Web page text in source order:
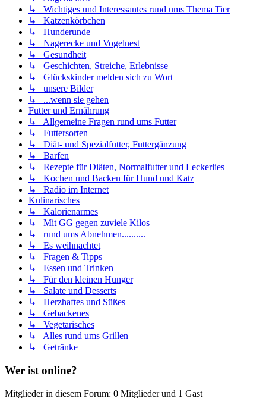
↳ Wichtiges und Interessantes rund ums Thema Tier
↳ Katzenkörbchen
↳ Hunderunde
↳ Nagerecke und Vogelnest
↳ Gesundheit
↳ Geschichten, Streiche, Erlebnisse
↳ Glückskinder melden sich zu Wort
↳ unsere Bilder
↳ ...wenn sie gehen
Futter und Ernährung
↳ Allgemeine Fragen rund ums Futter
↳ Futtersorten
↳ Diät- und Spezialfutter, Futtergänzung
↳ Barfen
↳ Rezepte für Diäten, Normalfutter und Leckerlies
↳ Kochen und Backen für Hund und Katz
↳ Radio im Internet
Kulinarisches
↳ Kalorienarmes
↳ Mit GG gegen zuviele Kilos
↳ rund ums Abnehmen..........
↳ Es weihnachtet
↳ Fragen & Tipps
↳ Essen und Trinken
↳ Für den kleinen Hunger
↳ Salate und Desserts
↳ Herzhaftes und Süßes
↳ Gebackenes
↳ Vegetarisches
↳ Alles rund ums Grillen
↳ Getränke
Wer ist online?
Mitglieder in diesem Forum: 0 Mitglieder und 1 Gast